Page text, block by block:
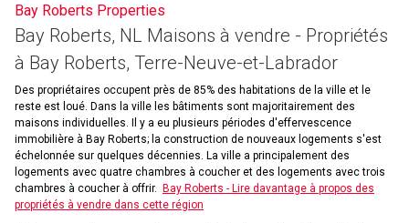
Bay Roberts Properties
Bay Roberts, NL Maisons à vendre - Propriétés
à Bay Roberts, Terre-Neuve-et-Labrador
Des propriétaires occupent près de 85% des habitations de la ville et le
reste est loué. Dans la ville les bâtiments sont majoritairement des
maisons individuelles. Il y a eu plusieurs périodes d'effervescence
immobilière à Bay Roberts; la construction de nouveaux logements s'est
échelonnée sur quelques décennies. La ville a principalement des
logements avec quatre chambres à coucher et des logements avec trois
chambres à coucher à offrir.
Bay Roberts - Lire davantage à propos des
propriétés à vendre dans cette région